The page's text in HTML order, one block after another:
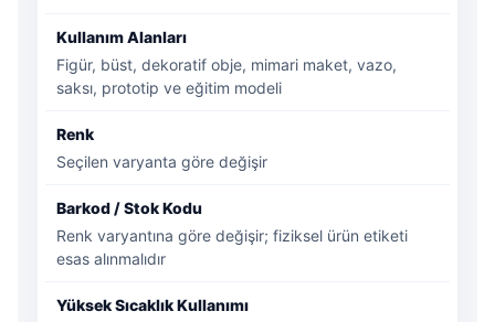
Kullanım Alanları
Figür, büst, dekoratif obje, mimari maket, vazo,
saksı, prototip ve eğitim modeli
Renk
Seçilen varyanta göre değişir
Barkod / Stok Kodu
Renk varyantına göre değişir; fiziksel ürün etiketi
esas alınmalıdır
Yüksek Sıcaklık Kullanımı